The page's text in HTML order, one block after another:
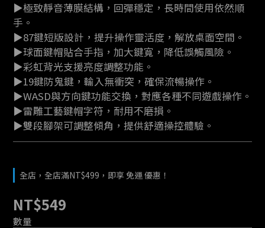
▶極致靜音薄膜結構，回彈穩定，長時間使用依然順
手。
▶87鍵短版設計，提升操作靈活度，解放桌面空間。
▶球面鍵帽貼合手指，加大鍵寬，降低誤觸風險。
▶彩虹背光支援亮度調整功能。
▶19鍵防鬼鍵，輸入無衝突，確保流暢操作。
▶WASD與方向鍵功能交換，對應各種不同遊戲操作。
▶雷雕工藝鍵帽字符，耐用不磨損。
▶雙段腳架可調整傾角，提供舒適操控體驗。
全店，全店滿NT$499，即享 免運 優惠！
NT$549
數量